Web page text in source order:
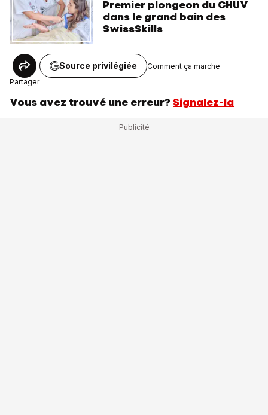
Premier plongeon du CHUV
dans le grand bain des
SwissSkills
Partager
Source privilégiée Comment ça marche
Vous avez trouvé une erreur? Signalez-la